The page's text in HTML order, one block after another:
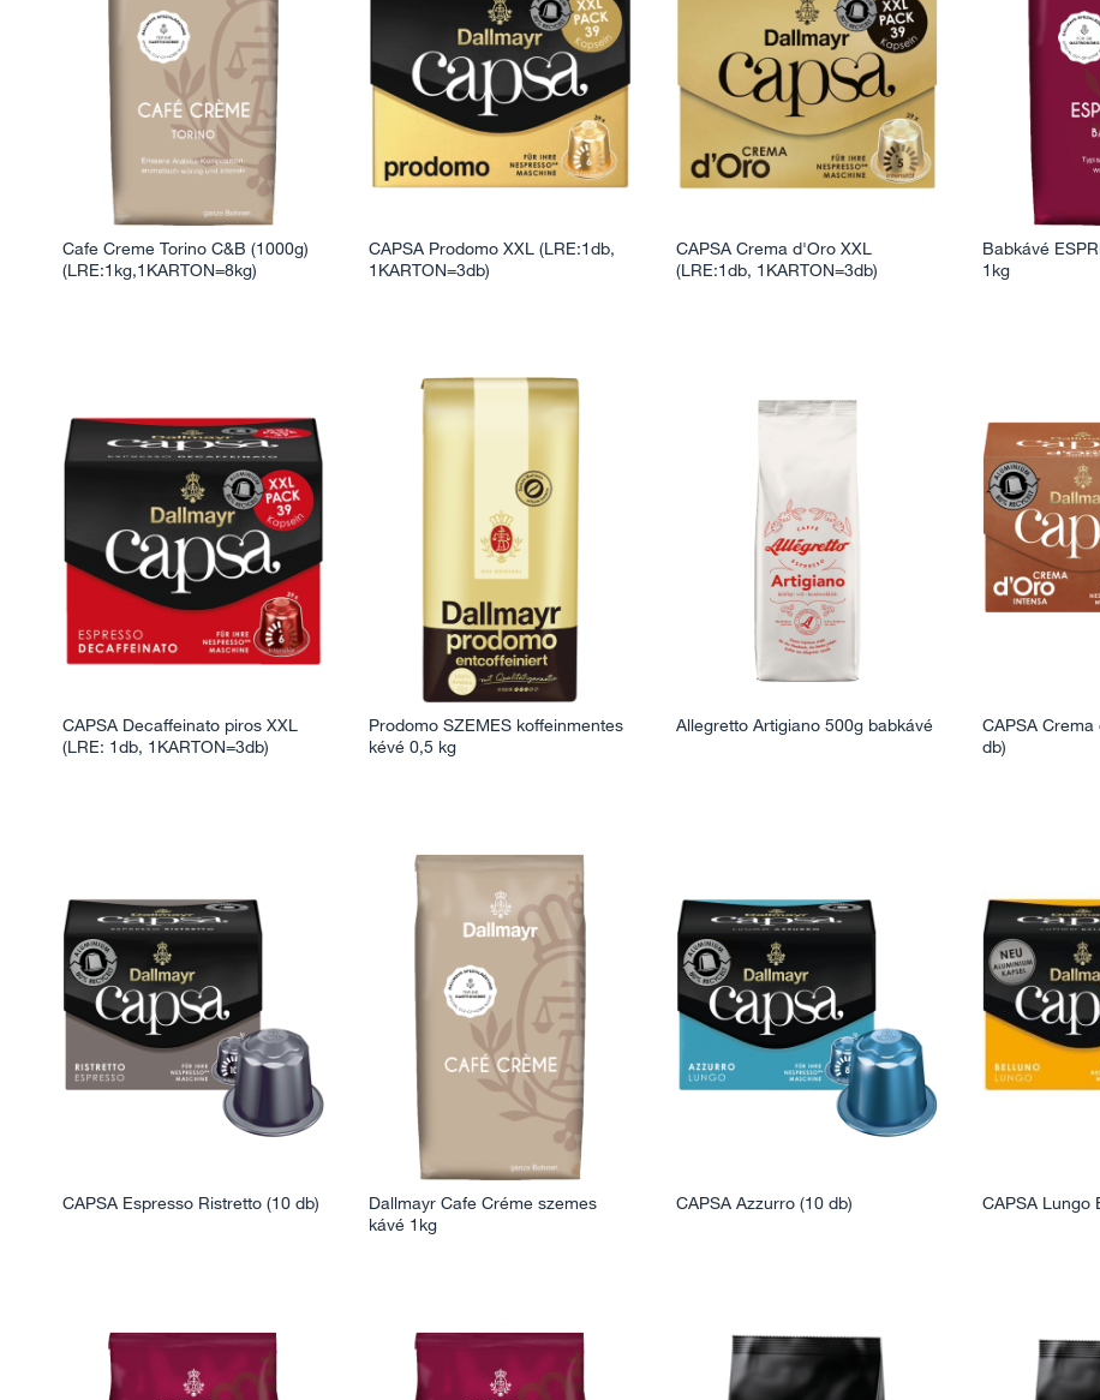
Cafe Creme Torino C&B (1000g)
(LRE:1kg,1KARTON=8kg)
CAPSA Prodomo XXL (LRE:1db,
1KARTON=3db)
CAPSA Crema d'Oro XXL
(LRE:1db, 1KARTON=3db)
Babkávé
1kg
CAPSA Decaffeinato piros XXL
(LRE: 1db, 1KARTON=3db)
Prodomo SZEMES koffeinmentes
kévé 0,5 kg
Allegretto Artigiano 500g babkávé
CAPSA
db)
CAPSA Espresso Ristretto (10 db)
Dallmayr Cafe Créme szemes
kávé 1kg
CAPSA Azzurro (10 db) CAPSA Lungo